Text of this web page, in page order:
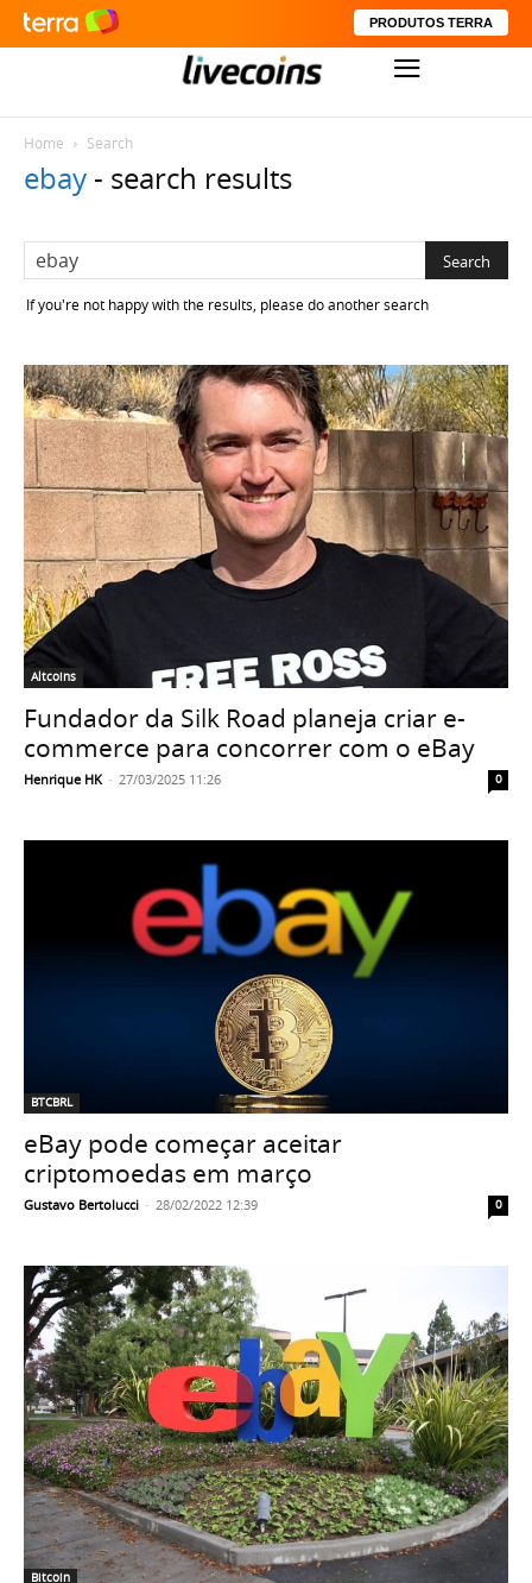
PRODUTOS TERRA
Home Search
ebay - search results
If you're not happy with the results, please do another search
Altcoins
Fundador da Silk Road planeja criar e-
commerce para concorrer com o eBay
Henrique HK - 27/03/2025 11:26 0
BTCBRL
eBay pode começar aceitar
criptomoedas em março
Gustavo Bertolucci - 28/02/2022 12:39 0
Bitcoin